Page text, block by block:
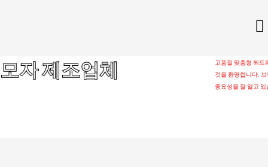
모자 제조업체
고품질 맞춤형 헤드
것을 환영합니다.
중요성을 잘 알고